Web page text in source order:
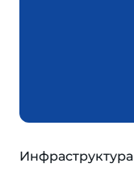
Инфраструктура